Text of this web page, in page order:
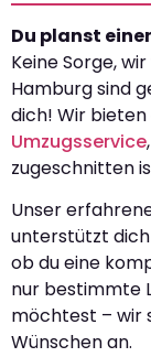
Du planst
Keine Sorge,
Hamburg sind
dich! Wir
Umzugsservice
zugeschnitten
Unser
unterstützt dich
ob du eine
nur bestimmte
möchtest – wir
Wünschen an.